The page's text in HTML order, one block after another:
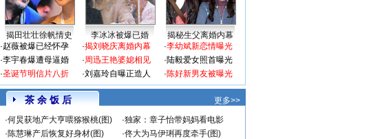
揭田壮壮徐帆情史 李冰冰被爆已婚
揭秘生父离婚内幕
·赵薇被爆已经怀孕
·李宇春爆遭母逼婚
·圣诞节明信片八折
·揭刘晓庆离婚内幕
·周迅王艳婆媳相见
·刘嘉玲自曝正造人
·李幼斌新恋情曝光
·陆毅爱女照首曝光
·陈好新男友被曝光
茶 余 饭 后
更多>>
·何炅获地产大亨喂猕猴桃(图) ·独家：章子怡带妈妈看电影
·陈慧琳产后恢复好身材(图) ·佟大为马伊琍再度牵手(图)